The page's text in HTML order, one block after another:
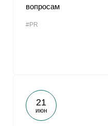
вопросам
#PR
21
июн